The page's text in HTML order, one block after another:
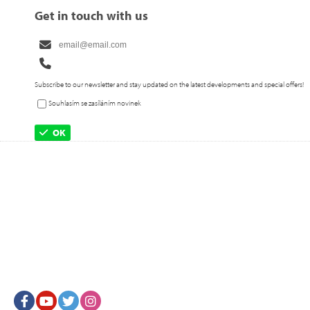
Get in touch with us
Subscribe to our newsletter and stay updated on the latest developments and special offers!
Souhlasím se zasíláním novinek
OK
FacebookYoutubeTwitter